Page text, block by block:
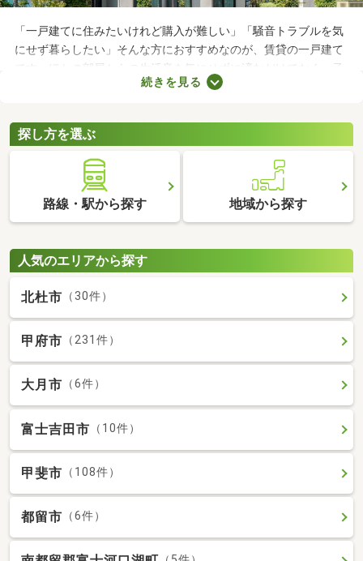
「一戸建てに住みたいけれど購入が難しい」「騒音トラブルを気
にせず暮らしたい」そんな方におすすめなのが、賃貸の一戸建て
です。ほかの部屋からの生活音を気にせずに済むだけでなく、子
どもの足音に気を遣わずに済む点も戸建ての魅力。生活音のトラ
します。
続きを見る
探し方を選ぶ
路線・駅から探す 地域から探す
人気のエリアから探す
北杜市 （30件）
甲府市 （231件）
大月市 （6件）
富士吉田市 （10件）
甲斐市 （108件）
都留市 （6件）